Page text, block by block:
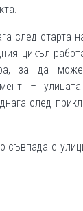
след старта
цикъл
за да
–
след
съвпада с